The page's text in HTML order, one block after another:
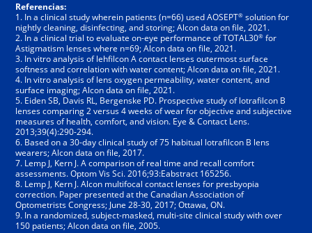
Referencias:
1. In a clinical study wherein patients (n=66) used AOSEPT® solution for
nightly cleaning, disinfecting, and storing; Alcon data on file, 2021.
2. In a clinical trial to evaluate on-eye performance of TOTAL30® for
Astigmatism lenses where n=69; Alcon data on file, 2021.
3. In vitro analysis of lehfilcon A contact lenses outermost surface
softness and correlation with water content; Alcon data on file, 2021.
4. In vitro analysis of lens oxygen permeability, water content, and
surface imaging; Alcon data on file, 2021.
5. Eiden SB, Davis RL, Bergenske PD. Prospective study of lotrafilcon B
lenses comparing 2 versus 4 weeks of wear for objective and subjective
measures of health, comfort, and vision. Eye & Contact Lens.
2013;39(4):290-294.
6. Based on a 30-day clinical study of 75 habitual lotrafilcon B lens
wearers; Alcon data on file, 2017.
7. Lemp J, Kern J. A comparison of real time and recall comfort
assessments. Optom Vis Sci. 2016;93:Eabstract 165256.
8. Lemp J, Kern J. Alcon multifocal contact lenses for presbyopia
correction. Paper presented at the Canadian Association of
Optometrists Congress; June 28-30, 2017; Ottawa, ON.
9. In a randomized, subject-masked, multi-site clinical study with over
150 patients; Alcon data on file, 2005.